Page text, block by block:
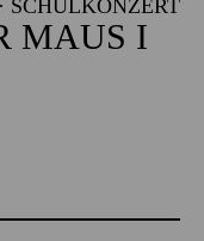
SCHULKONZERT
MAUS I